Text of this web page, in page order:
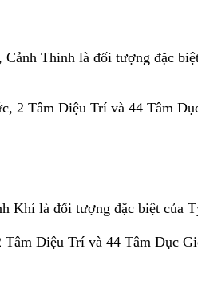
Thinh là đối tượng đặc
2 Tâm Diệu Trí và 44 Tâm
Khí là đối tượng đặc biệt của
Diệu Trí và 44 Tâm Dục